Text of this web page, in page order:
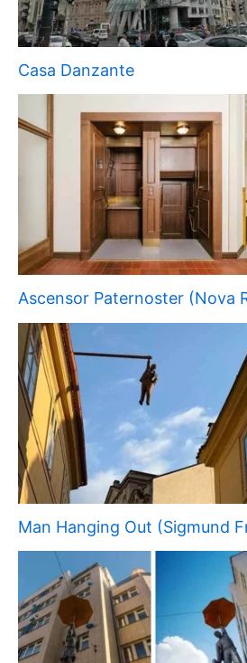
Casa Danzante
Ascensor Paternoster (Nova
Man Hanging Out (Sigmund